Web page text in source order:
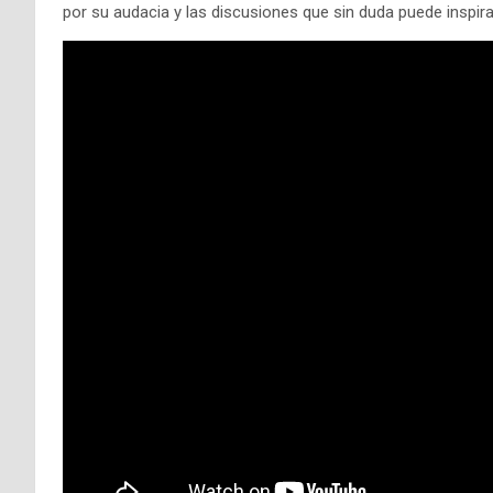
por su audacia y las discusiones que sin duda puede